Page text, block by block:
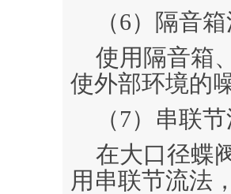
（6）隔音
使用隔音箱
使外部环境的
（7）串联
在大口径蝶
用串联节流法